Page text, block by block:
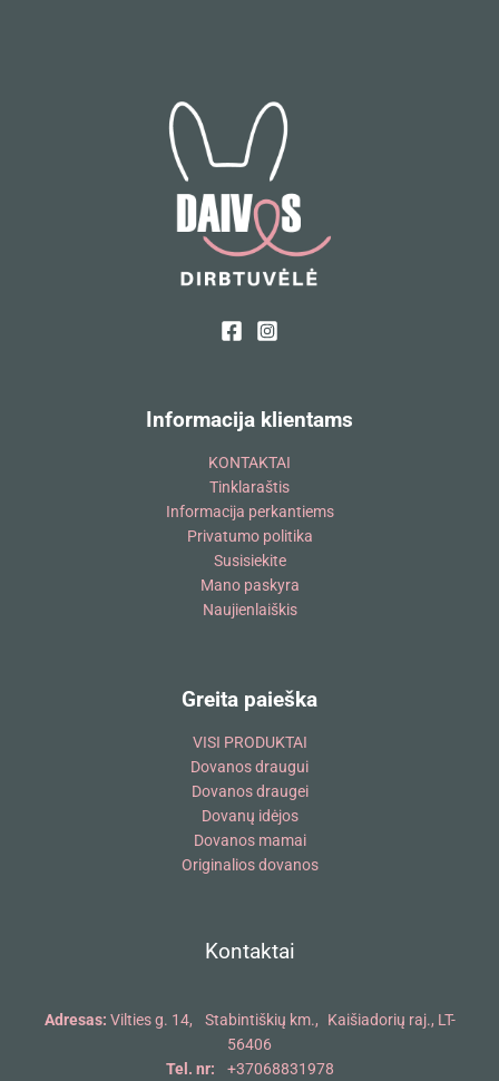
Informacija klientams
KONTAKTAI
Tinklaraštis
Informacija perkantiems
Privatumo politika
Susisiekite
Mano paskyra
Naujienlaiškis
Greita paieška
VISI PRODUKTAI
Dovanos draugui
Dovanos draugei
Dovanų idėjos
Dovanos mamai
Originalios dovanos
Kontaktai
Adresas: Vilties g. 14, Stabintiškių km., Kaišiadorių raj., LT-
56406
Tel. nr:
+37068831978